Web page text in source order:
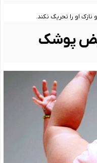
او را تحریک نکند.